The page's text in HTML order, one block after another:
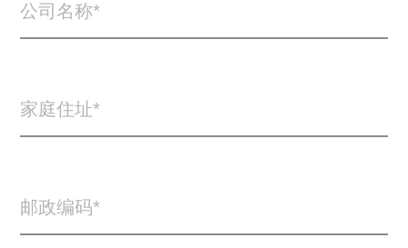
公司名称
家庭住址
邮政编码